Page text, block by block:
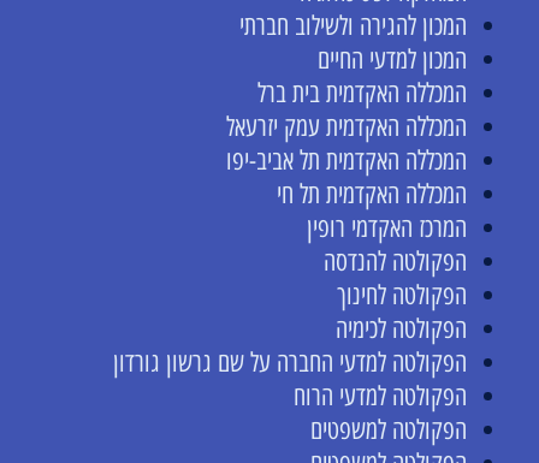
המכון להגירה ולשילוב חברתי
המכון למדעי החיים
המכללה האקדמית בית ברל
המכללה האקדמית עמק יזרעאל
המכללה האקדמית תל אביב-יפו
המכללה האקדמית תל חי
המרכז האקדמי רופין
הפקולטה להנדסה
הפקולטה לחינוך
הפקולטה לכימיה
הפקולטה למדעי החברה על שם גרשון גורדון
הפקולטה למדעי הרוח
הפקולטה למשפטים